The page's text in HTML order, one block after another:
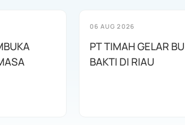
06 AUG 2026
PT TIMAH GELAR
BAKTI DI RIAU